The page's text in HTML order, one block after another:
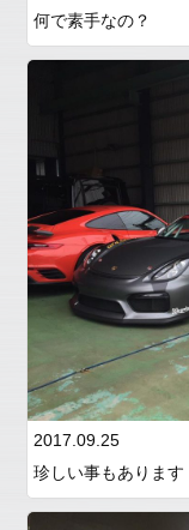
何で素手なの？
2017.09.25
珍しい事もあります